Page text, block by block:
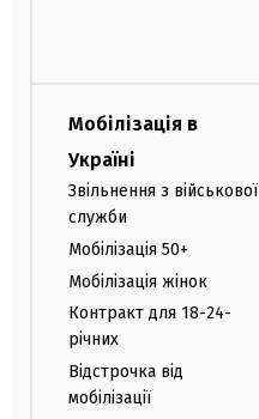
Мобілізація в
Україні
Звільнення з військової
служби
Мобілізація 50+
Мобілізація жінок
Контракт для 18-24-
річних
Відстрочка від
мобілізації